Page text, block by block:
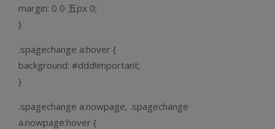
margin: 0 0 五px 0;
}
.spagechange a:hover {
background: #ddd!important;
}
.spagechange a.nowpage, .spagechange
a.nowpage:hover {